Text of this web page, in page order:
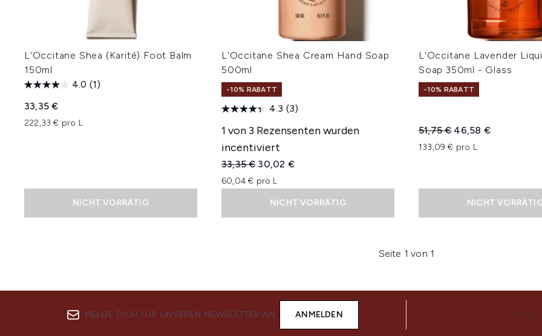
L'Occitane Shea (Karité) Foot Balm
150ml
4.0 (1)
33,35 €
222,33 € pro L
NICHT VORRÄTIG
L'Occitane Shea Cream Hand Soap
500ml
-10% RABATT
4.3 (3)
1 von 3 Rezensenten wurden
incentiviert
Unverbindliche Preisempfehlung:
33,35 € Aktueller Preis:
30,02 €
60,04 € pro L
NICHT VORRÄTIG
L'Occitane Lavender
Soap 350ml - Glass
-10% RABATT
Unverbindliche
51,75 € Aktueller Preis:
46,58 €
133,09 € pro L
NICHT
Seite 1 von 1
MELDE DICH FÜR UNSEREN NEWSLETTER AN ANMELDEN FOLGE